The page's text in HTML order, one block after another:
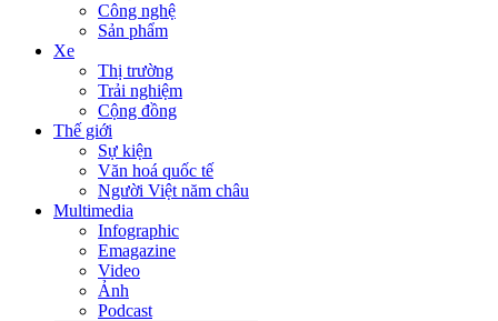
Công nghệ
Sản phẩm
Xe
Thị trường
Trải nghiệm
Cộng đồng
Thế giới
Sự kiện
Văn hoá quốc tế
Người Việt năm châu
Multimedia
Infographic
Emagazine
Video
Ảnh
Podcast